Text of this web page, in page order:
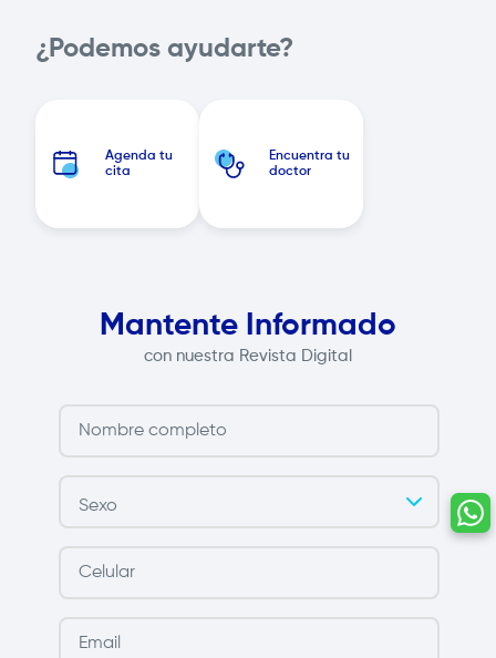
¿Podemos ayudarte?
Agenda tu
cita
Encuentra tu
doctor
Mantente Informado
con nuestra Revista Digital